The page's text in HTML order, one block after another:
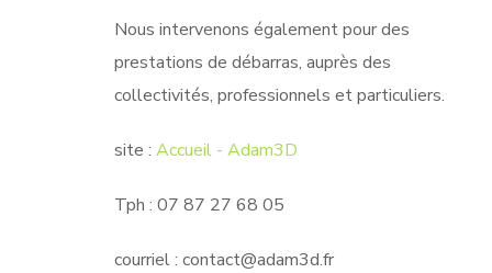
Nous intervenons également pour des
prestations de débarras, auprès des
collectivités, professionnels et particuliers.
site :Accueil - Adam3D
Tph : 07 87 27 68 05
courriel : contact@adam3d.fr